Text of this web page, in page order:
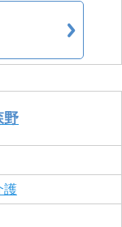
野
護